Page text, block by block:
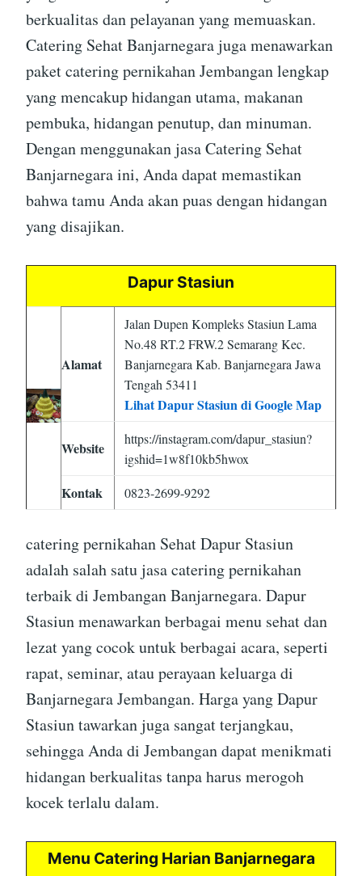
berkualitas dan pelayanan yang memuaskan.
Catering Sehat Banjarnegara juga menawarkan
paket catering pernikahan Jembangan lengkap
yang mencakup hidangan utama, makanan
pembuka, hidangan penutup, dan minuman.
Dengan menggunakan jasa Catering Sehat
Banjarnegara ini, Anda dapat memastikan
bahwa tamu Anda akan puas dengan hidangan
yang disajikan.
Dapur Stasiun
Alamat
Jalan Dupen Kompleks Stasiun Lama
No.48 RT.2 FRW.2 Semarang Kec.
Banjarnegara Kab. Banjarnegara Jawa
Tengah 53411
Lihat Dapur Stasiun di Google Map
Website
https://instagram.com/dapur_stasiun?
igshid=1w8f10kb5hwox
Kontak 0823-2699-9292
catering pernikahan Sehat Dapur Stasiun
adalah salah satu jasa catering pernikahan
terbaik di Jembangan Banjarnegara. Dapur
Stasiun menawarkan berbagai menu sehat dan
lezat yang cocok untuk berbagai acara, seperti
rapat, seminar, atau perayaan keluarga di
Banjarnegara Jembangan. Harga yang Dapur
Stasiun tawarkan juga sangat terjangkau,
sehingga Anda di Jembangan dapat menikmati
hidangan berkualitas tanpa harus merogoh
kocek terlalu dalam.
Menu Catering Harian Banjarnegara